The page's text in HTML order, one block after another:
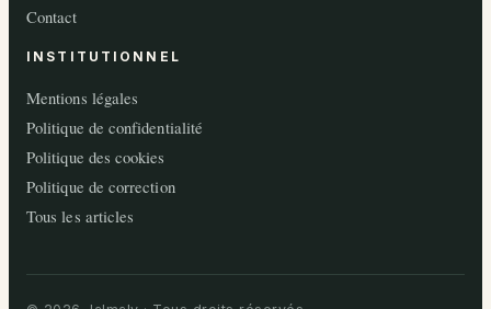
Contact
INSTITUTIONNEL
Mentions légales
Politique de confidentialité
Politique des cookies
Politique de correction
Tous les articles